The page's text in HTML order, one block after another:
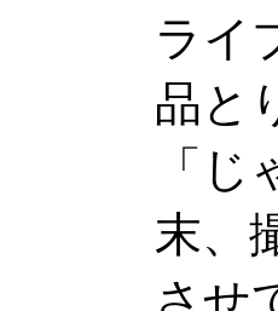
ライ
品と
「
末、
させ